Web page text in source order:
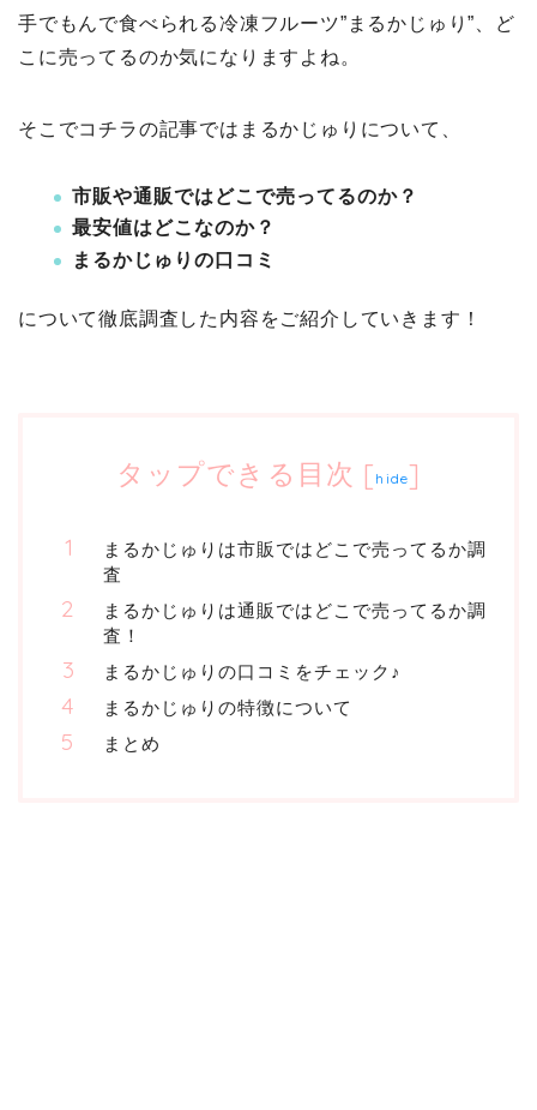
手でもんで食べられる冷凍フルーツ”まるかじゅり”、ど
こに売ってるのか気になりますよね。
そこでコチラの記事ではまるかじゅりについて、
市販や通販ではどこで売ってるのか？
最安値はどこなのか？
まるかじゅりの口コミ
について徹底調査した内容をご紹介していきます！
タップできる目次 [ hide]
まるかじゅりは市販ではどこで売ってるか調
査
まるかじゅりは通販ではどこで売ってるか調
査！
まるかじゅりの口コミをチェック♪
まるかじゅりの特徴について
まとめ